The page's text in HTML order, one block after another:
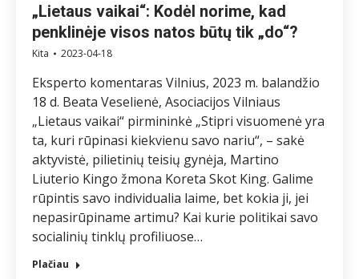
„Lietaus vaikai“: Kodėl norime, kad
penklinėje visos natos būtų tik „do“?
Kita 2023-04-18
Eksperto komentaras Vilnius, 2023 m. balandžio
18 d. Beata Veselienė, Asociacijos Vilniaus
„Lietaus vaikai“ pirmininkė „Stipri visuomenė yra
ta, kuri rūpinasi kiekvienu savo nariu“, – sakė
aktyvistė, pilietinių teisių gynėja, Martino
Liuterio Kingo žmona Koreta Skot King. Galime
rūpintis savo individualia laime, bet kokia ji, jei
nepasirūpiname artimu? Kai kurie politikai savo
socialinių tinklų profiliuose…
Plačiau